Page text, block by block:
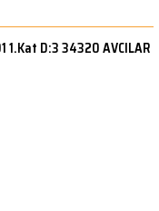
D:3 34320 AVCILAR